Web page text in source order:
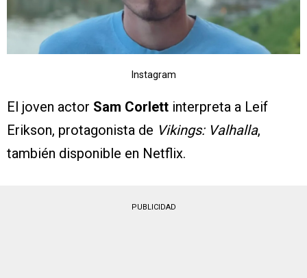
Instagram
El joven actor Sam Corlett interpreta a Leif
Erikson, protagonista de Vikings: Valhalla,
también disponible en Netflix.
PUBLICIDAD